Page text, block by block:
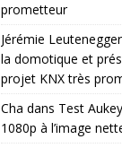
prometteur
Jérémie Leutenegger
la domotique et
projet KNX très
Cha dans Test
1080p à l’image